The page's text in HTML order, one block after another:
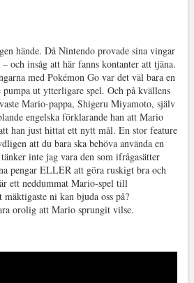
hände. Då Nintendo provade sina vingar
och insåg att här fanns kontanter att tjäna.
med Pokémon Go var det väl bara en
ut ytterligare spel. Och på kvällens
Mario-pappa, Shigeru Miyamoto, själv
engelska förklarande han att Mario
han just hittat ett nytt mål. En stor feature
att du bara ska behöva använda en
inte jag vara den som ifrågasätter
pengar ELLER att göra ruskigt bra och
ett neddummat Mario-spel till
ni kan bjuda oss på?
orolig att Mario sprungit vilse.